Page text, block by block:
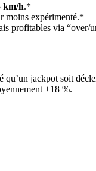
km/h.*
moins expérimenté.*
profitables via “over/
jackpot soit
+18 %.